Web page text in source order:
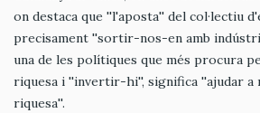
on destaca que ''l'aposta'' del col·lectiu
precisament ''sortir-nos-en amb
una de les polítiques que més procura
riquesa i ''invertir-hi'', significa ''ajudar a
riquesa''.